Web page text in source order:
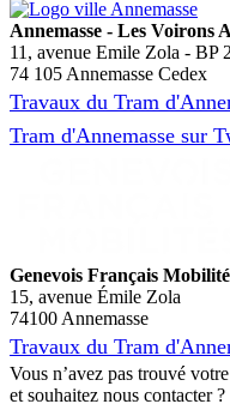
Annemasse - Les Voirons
11, avenue Emile Zola - BP
74 105 Annemasse Cedex
Travaux du Tram
Tram d'Annemasse sur
Genevois Français Mobilité
15, avenue Émile Zola
74100 Annemasse
Travaux du Tram
Vous n’avez pas trouvé
et souhaitez nous contacter ?